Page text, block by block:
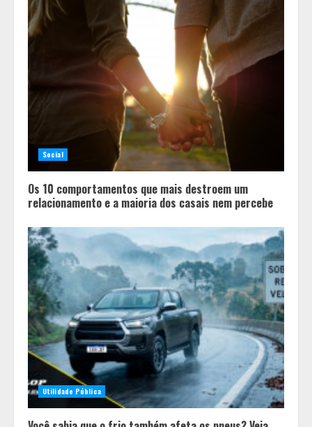
Social
Os 10 comportamentos que mais destroem um
relacionamento e a maioria dos casais nem percebe
Utilidade Pública